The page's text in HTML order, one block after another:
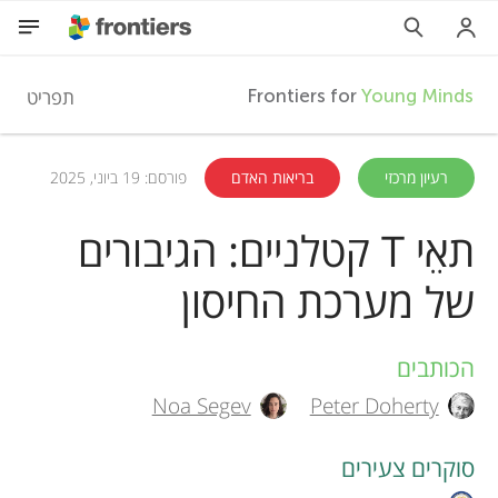
F
r
o
n
t
i
Frontiers forYoung Minds תפריט
HE
השתתפות
רעיון מרכזי בריאות האדם פורסם: 19 ביוני, 2025
תאֵי T קטלניים: הגיבורים
של מערכת החיסון
A
u
t
הכותבים
Peter Doherty
Noa Segev
סוקרים צעירים